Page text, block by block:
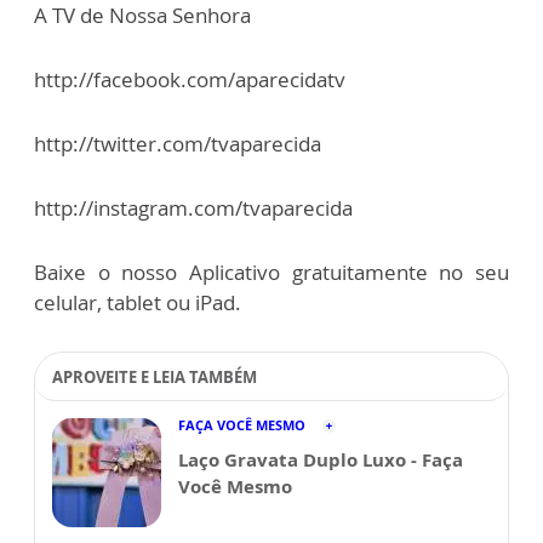
A TV de Nossa Senhora
http://facebook.com/aparecidatv
http://twitter.com/tvaparecida
http://instagram.com/tvaparecida
Baixe o nosso Aplicativo gratuitamente no seu
celular, tablet ou iPad.
APROVEITE E LEIA TAMBÉM
FAÇA VOCÊ MESMO
Laço Gravata Duplo Luxo - Faça
Você Mesmo